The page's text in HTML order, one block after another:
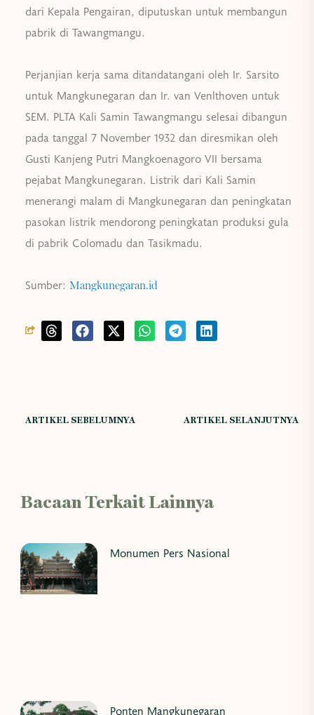
dari Kepala Pengairan, diputuskan untuk membangun
pabrik di Tawangmangu.
Perjanjian kerja sama ditandatangani oleh Ir. Sarsito
untuk Mangkunegaran dan Ir. van Venlthoven untuk
SEM. PLTA Kali Samin Tawangmangu selesai dibangun
pada tanggal 7 November 1932 dan diresmikan oleh
Gusti Kanjeng Putri Mangkoenagoro VII bersama
pejabat Mangkunegaran. Listrik dari Kali Samin
menerangi malam di Mangkunegaran dan peningkatan
pasokan listrik mendorong peningkatan produksi gula
di pabrik Colomadu dan Tasikmadu.
Sumber: Mangkunegaran.id
ARTIKEL SEBELUMNYA ARTIKEL SELANJUTNYA
Bacaan Terkait Lainnya
Monumen Pers Nasional
Ponten Mangkunegaran